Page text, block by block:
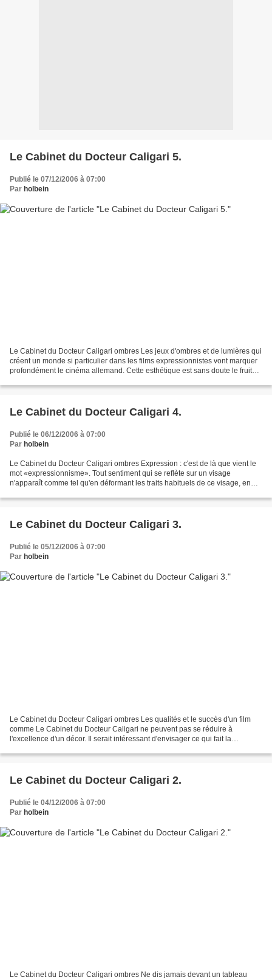
Le Cabinet du Docteur Caligari 5.
Publié le 07/12/2006 à 07:00
Par holbein
Le Cabinet du Docteur Caligari ombres Les jeux d'ombres et de lumières qui
créent un monde si particulier dans les films expressionnistes vont marquer
profondément le cinéma allemand. Cette esthétique est sans doute le fruit
Le Cabinet du Docteur Caligari 4.
Publié le 06/12/2006 à 07:00
Par holbein
Le Cabinet du Docteur Caligari ombres Expression : c'est de là que vient le
mot «expressionnisme». Tout sentiment qui se reflète sur un visage
n'apparaît comme tel qu'en déformant les traits habituels de ce visage, en
Le Cabinet du Docteur Caligari 3.
Publié le 05/12/2006 à 07:00
Par holbein
Le Cabinet du Docteur Caligari ombres Les qualités et le succès d'un film
comme Le Cabinet du Docteur Caligari ne peuvent pas se réduire à
l'excellence d'un décor. Il serait intéressant d'envisager ce qui fait la
Le Cabinet du Docteur Caligari 2.
Publié le 04/12/2006 à 07:00
Par holbein
Le Cabinet du Docteur Caligari ombres Ne dis jamais devant un tableau